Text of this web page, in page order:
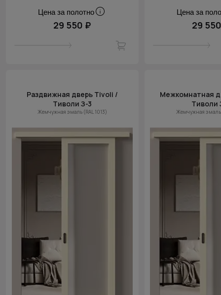
Цена за полотно
29 550 ₽
Цена за
29
Раздвижная дверь Tivoli /
Тиволи З-3
Жемчужная эмаль (RAL 1013)
Межкомнатная
Тиволи
Жемчужная эмаль